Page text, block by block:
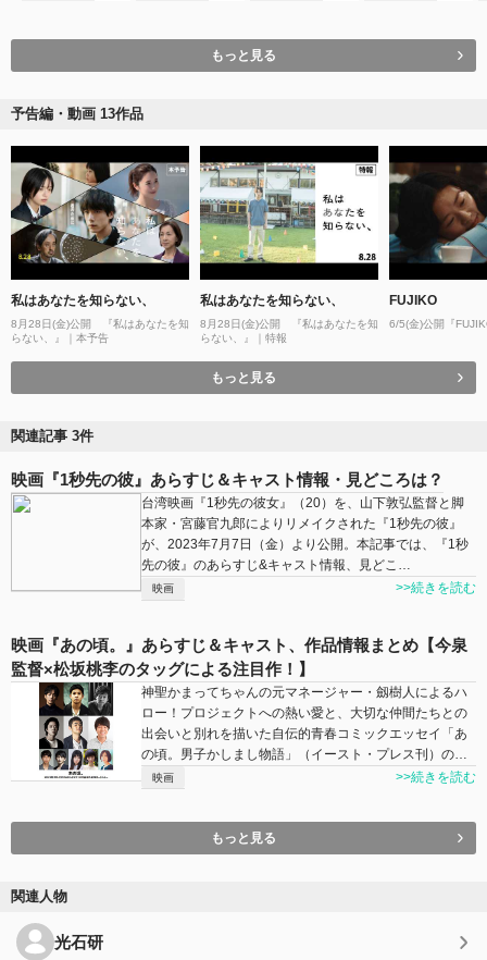
もっと見る
予告編・動画 13作品
私はあなたを知らない、
8月28日(金)公開 『私はあなたを知
らない、』｜本予告
私はあなたを知らない、
8月28日(金)公開 『私はあなたを知
らない、』｜特報
FUJIKO
6/5(金)公開『
もっと見る
関連記事 3件
映画『1秒先の彼』あらすじ＆キャスト情報・見どころは？
台湾映画『1秒先の彼女』（20）を、山下敦弘監督と脚
本家・宮藤官九郎によりリメイクされた『1秒先の彼』
が、2023年7月7日（金）より公開。本記事では、『1秒
先の彼』のあらすじ&キャスト情報、見どこ…
映画 >>続きを読む
映画『あの頃。』あらすじ＆キャスト、作品情報まとめ【今泉
監督×松坂桃李のタッグによる注目作！】
神聖かまってちゃんの元マネージャー・劔樹人によるハ
ロー！プロジェクトへの熱い愛と、大切な仲間たちとの
出会いと別れを描いた自伝的青春コミックエッセイ「あ
の頃。男子かしまし物語」（イースト・プレス刊）の…
映画 >>続きを読む
もっと見る
関連人物
光石研